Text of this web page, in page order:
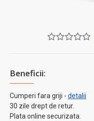
Beneficii:
Cumperi fara griji - detalii
30 zile drept de retur.
Plata online securizata.